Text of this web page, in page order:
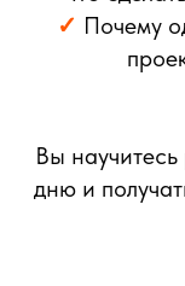
✓ Почему
Вы
дню и